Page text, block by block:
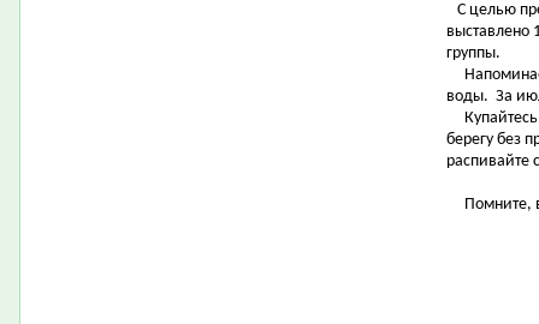
С целью
выставлено
группы.
воды. За
Купайтесь
берегу без
распивайте
Помните,